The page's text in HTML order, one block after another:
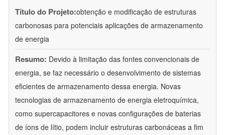
Título do Projeto:obtenção e modificação de estruturas
carbonosas para potenciais aplicações de armazenamento
de energia
Resumo: Devido à limitação das fontes convencionais de
energia, se faz necessário o desenvolvimento de sistemas
eficientes de armazenamento dessa energia. Novas
tecnologias de armazenamento de energia eletroquímica,
como supercapacitores e novas configurações de baterias
de íons de lítio, podem incluir estruturas carbonáceas a fim